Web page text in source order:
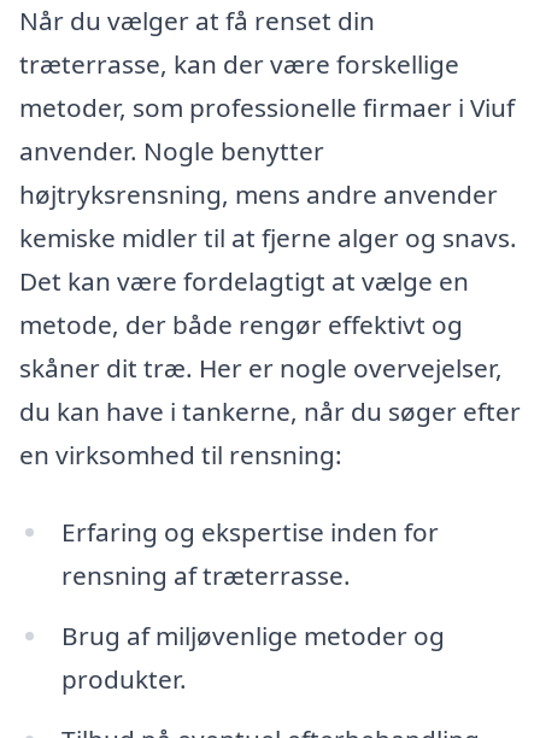
Når du vælger at få renset din
træterrasse, kan der være forskellige
metoder, som professionelle firmaer i Viuf
anvender. Nogle benytter
højtryksrensning, mens andre anvender
kemiske midler til at fjerne alger og snavs.
Det kan være fordelagtigt at vælge en
metode, der både rengør effektivt og
skåner dit træ. Her er nogle overvejelser,
du kan have i tankerne, når du søger efter
en virksomhed til rensning:
Erfaring og ekspertise inden for
rensning af træterrasse.
Brug af miljøvenlige metoder og
produkter.